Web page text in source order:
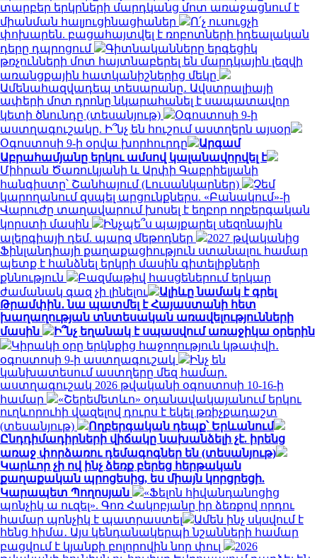
տարբեր երկրների մարդկանց մոտ առաջացնում է
միանման հալյուցինացիաներ
Ո՛չ ուսուցչի
փոխարեն. բացահայտվել է ռոբոտների իդեալական
դերը դպրոցում
Գիտնականները երգեցիկ
թռչունների մոտ հայտնաբերել են մարդկային լեզվի
առանցքային հատկանիշներից մեկը
Ամենահազվադեպ տեսարանը․ Ավստրալիայի
ափերի մոտ դրոնը նկարահանել է սապատավոր
կետի ծնունդը (տեսանյութ)
Օգոստոսի 9-ի
աստղագուշակը. Ի՞նչ են հուշում աստղերն այսօր
Օգոստոսի 9-ի օրվա խորհուրդը
Արգամ
Աբրահամյանը երկու ամսով կալանավորվել է
Միհրան Ծառուկյանի և Արփի Գաբրիելյանի
հանգիստը՝ Շանհայում (Լուսանկարներ)
Չեմ
կարողանում զսպել արցունքներս. «Բանակում»-ի
Վարուժը տաղավարում խոսել է եղբոր ողբերգական
կորստի մասին
Ինչպե՞ս պայքարել սեզոնային
ալերգիայի դեմ. պարզ մեթոդներ
2027 թվականից
Ֆինլանդիայի քաղաքացիություն ստանալու համար
պետք է հանձնել երկրի մասին գիտելիքների
քննություն
Բազմաթիվ հասցեներում երկար
ժամանակ գազ չի լինելու
Ալիևը նամակ է գրել
Թրամփին․ նա պատմել է Հայաստանի հետ
խաղաղության տնտեսական առավելությունների
մասին
Ի՞նչ եղանակ է սպասվում առաջիկա օրերին
Կիրակի օրը երկնքից հաջողություն կթափվի․
օգոստոսի 9-ի աստղագուշակ
Ինչ են
կանխատեսում աստղերը մեզ համար.
աստղագուշակ 2026 թվականի օգոստոսի 10-16-ի
համար
«Շերեմետևո» օդանավակայանում երկու
ուղևորուհի վազելով դուրս է եկել թռիչքադաշտ
(տեսանյութ)
Ողբերգական դեպք՝ Երևանում
Ընդդիմադիրների վիճակը նախանձելի չէ. իրենց
առաջ փորձառու դեմագոգներ են (տեսանյութ)
Կարևոր չի ով ինչ ձեռք բերեց հերթական
քաղաքական պրոցեսից, ես միայն կորցրեցի.
Կարապետ Պողոսյան
«Ֆելոն հիվանդանոցից
պոնչիկ ա ուզել». Գոռ Հակոբյանը իր ձեռքով որդու
համար պոնչիկ է պատրաստել
Ամեն ինչ սկսվում է
հենց հիմա․ Այս կենդանակերպի նշանների համար
բացվում է կյանքի բոլորովին նոր փուլ
2026